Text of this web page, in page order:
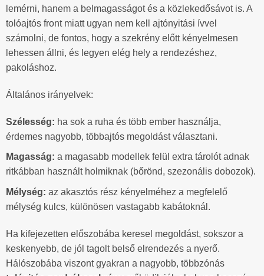
lemérni, hanem a belmagasságot és a közlekedősávot is. A
tolóajtós front miatt ugyan nem kell ajtónyitási ívvel
számolni, de fontos, hogy a szekrény előtt kényelmesen
lehessen állni, és legyen elég hely a rendezéshez,
pakoláshoz.
Általános irányelvek:
Szélesség: ha sok a ruha és több ember használja,
érdemes nagyobb, többajtós megoldást választani.
Magasság: a magasabb modellek felül extra tárolót adnak
ritkábban használt holmiknak (bőrönd, szezonális dobozok).
Mélység: az akasztós rész kényelméhez a megfelelő
mélység kulcs, különösen vastagabb kabátoknál.
Ha kifejezetten előszobába keresel megoldást, sokszor a
keskenyebb, de jól tagolt belső elrendezés a nyerő.
Hálószobába viszont gyakran a nagyobb, többzónás